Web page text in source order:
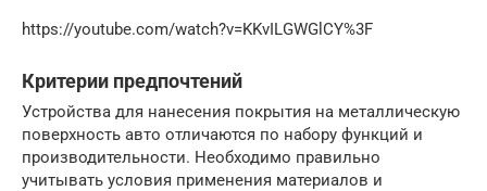
https://youtube.com/watch?v=KKvILGWGlCY%3F
Критерии предпочтений
Устройства для нанесения покрытия на металлическую
поверхность авто отличаются по набору функций и
производительности. Необходимо правильно
учитывать условия применения материалов и